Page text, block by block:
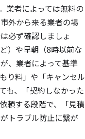
業者によっては無料の
外から来る業者の場
必ず確認しましょ
）や早朝（8時以前な
、業者によって基準
り料」や「キャンセル
も、「契約しなかった
頼する段階で、「見積
トラブル防止に繋が